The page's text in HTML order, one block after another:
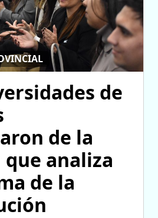
de
de la
analiza
de la